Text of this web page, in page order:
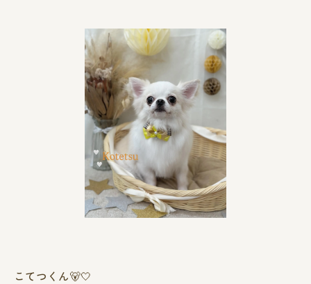
こてつくん🐻🤍